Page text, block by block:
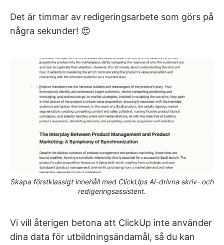
Det är timmar av redigeringsarbete som görs på
några sekunder! 😍
Skapa förstklassigt innehåll med ClickUps AI-drivna skriv- och
redigeringsassistent.
Vi vill återigen betona att ClickUp inte använder
dina data för utbildningsändamål, så du kan